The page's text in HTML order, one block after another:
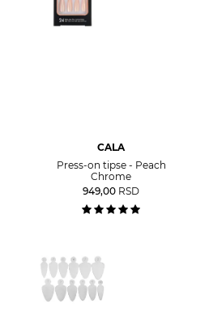
CALA
Press-on tipse - Peach
Chrome
949,00 RSD